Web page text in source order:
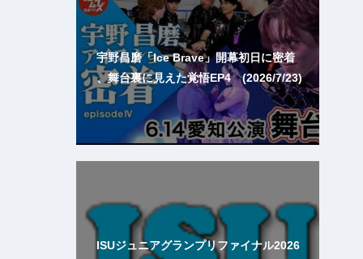
宇野昌磨「Ice Brave」開幕初日に密着
、舞台裏に見えた覚悟EP4 (2026/7/23)
ISUジュニアグランプリファイナル2026